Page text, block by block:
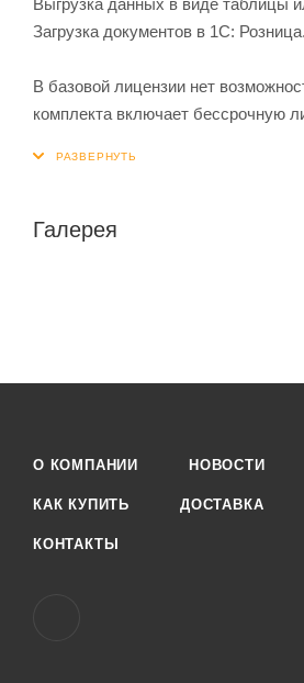
Выгрузка данных в виде таблицы
Загрузка документов в 1С: Розница.
В базовой лицензии нет
комплекта включает бессрочную
Галерея
О КОМПАНИИ НОВОСТИ
КАК КУПИТЬ ДОСТАВКА
КОНТАКТЫ